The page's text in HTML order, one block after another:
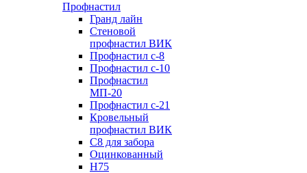
Профнастил
Гранд лайн
Стеновой
профнастил ВИК
Профнастил с-8
Профнастил с-10
Профнастил
МП-20
Профнастил с-21
Кровельный
профнастил ВИК
С8 для забора
Оцинкованный
Н75